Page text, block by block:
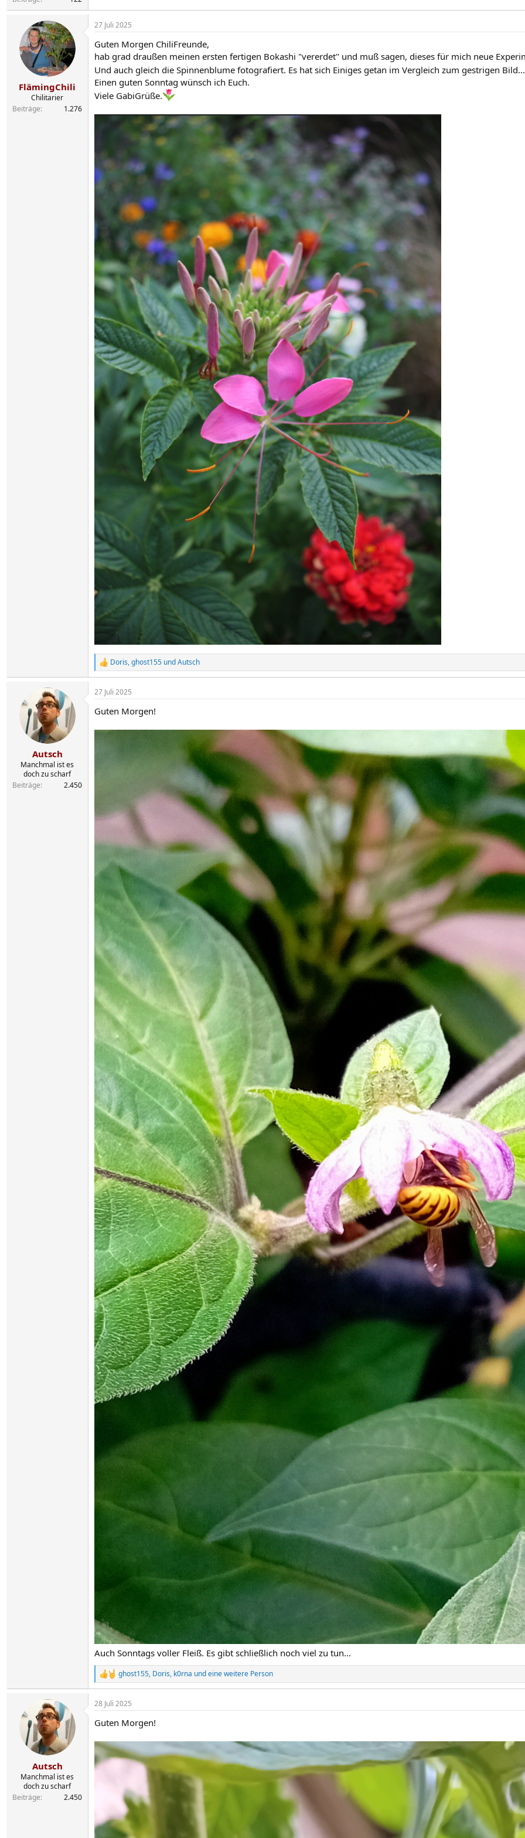
FlämingChili
Chilitarier
Beiträge
1.276
27 Juli 2025
Guten Morgen ChiliFreunde,
hab grad draußen meinen ersten fertigen Bokashi "vererdet" und muß sagen, dieses für mich neue
Und auch gleich die Spinnenblume fotografiert. Es hat sich Einiges getan im Vergleich zum gestrigen
Einen guten Sonntag wünsch ich Euch.
Viele GabiGrüße.
R
e
k
i
n
Doris,ghost155 undAutsch
Autsch
Manchmal ist es
doch zu scharf
Beiträge
2.450
27 Juli 2025
Guten Morgen!
Auch Sonntags voller Fleiß. Es gibt schließlich noch viel zu tun...
R
e
k
i
n
n
ghost155, Doris, k0rna und eine weitere Person
Autsch
Manchmal ist es
doch zu scharf
Beiträge
2.450
28 Juli 2025
Guten Morgen!